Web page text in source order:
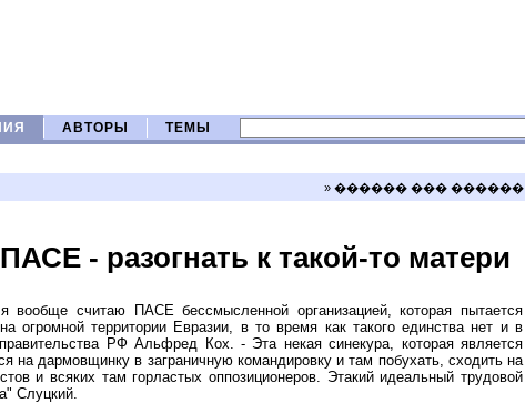
АВТОРЫ ТЕМЫ
» ������ ��� ������
- разогнать к такой-то матери
считаю ПАСЕ бессмысленной организацией, которая пытается
огромной территории Евразии, в то время как такого единства нет и в
РФ Альфред Кох. - Эта некая синекура, которая является
на дармовщинку в заграничную командировку и там побухать, сходить на
и всяких там горластых оппозиционеров. Этакий идеальный трудовой
Слуцкий.